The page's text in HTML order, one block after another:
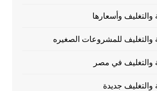
والتغليف وأسعارها
والتغليف للمشروعات الصغيره
والتغليف في مصر
والتغليف جديدة